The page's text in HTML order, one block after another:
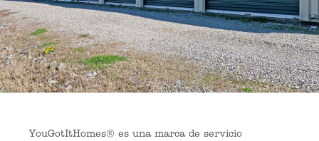
YouGotItHomes® es una marca de servicio